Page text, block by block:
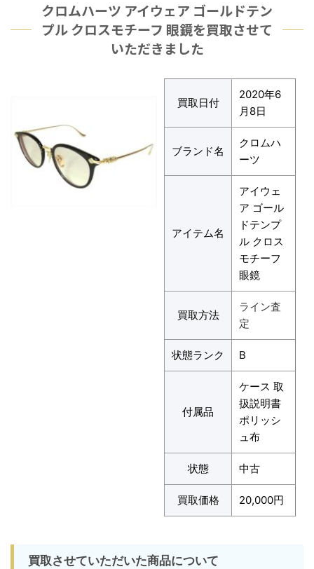
クロムハーツ アイウェア ゴールドテン
プル クロスモチーフ 眼鏡を買取させて
いただきました
買取日付
2020年6
月8日
ブランド名
クロムハ
ーツ
アイテム名
アイウェ
ア ゴール
ドテンプ
ル クロス
モチーフ
眼鏡
買取方法
ライン査
定
状態ランク B
付属品
ケース 取
扱説明書
ポリッシ
ュ布
状態 中古
買取価格 20,000円
買取させていただいた商品について